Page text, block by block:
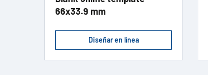
66x33.9 mm
Diseñar en línea